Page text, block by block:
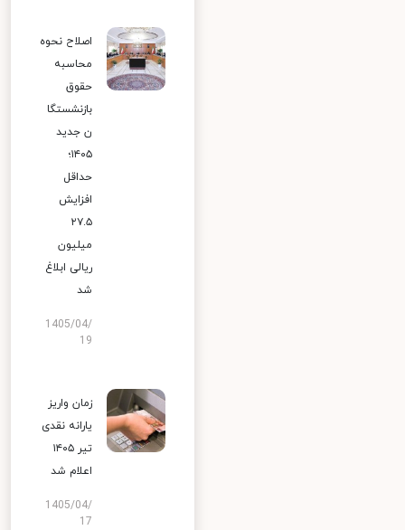
اصلاح نحوه
محاسبه
حقوق
بازنشستگا
ن جدید
۱۴۰۵؛
حداقل
افزایش
۲۷.۵
میلیون
ریالی ابلاغ
شد
1405/04/
19
زمان واریز
یارانه نقدی
تیر ۱۴۰۵
اعلام شد
1405/04/
17